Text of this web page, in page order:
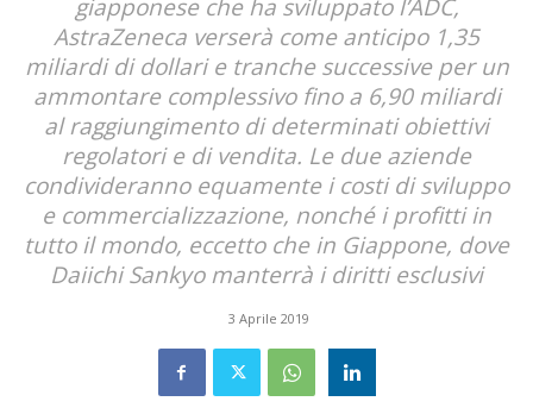
giapponese che ha sviluppato l’ADC,
AstraZeneca verserà come anticipo 1,35
miliardi di dollari e tranche successive per un
ammontare complessivo fino a 6,90 miliardi
al raggiungimento di determinati obiettivi
regolatori e di vendita. Le due aziende
condivideranno equamente i costi di sviluppo
e commercializzazione, nonché i profitti in
tutto il mondo, eccetto che in Giappone, dove
Daiichi Sankyo manterrà i diritti esclusivi
3 Aprile 2019